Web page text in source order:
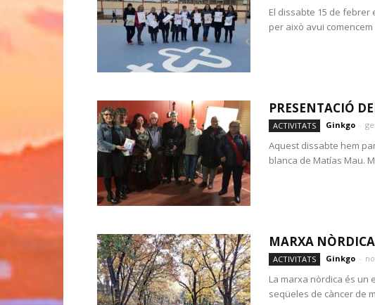
El dissabte 15 de febrer
per això avui
PRESENTACIÓ
ACTIVITATS Ginkgo -
Aquest dissabte hem
blanca de Matías Mau.
MARXA NÒRDICA
ACTIVITATS Ginkgo -
La marxa nòrdica és un
seqüeles de càncer de